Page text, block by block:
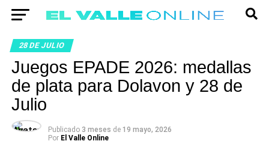
28 DE JULIO
Juegos EPADE 2026: medallas
de plata para Dolavon y 28 de
Julio
Publicado 3 meses de 19 mayo, 2026
Por El Valle Online